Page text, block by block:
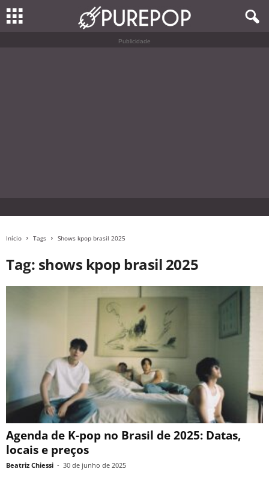
Publicidade
Início Tags Shows kpop brasil 2025
Tag: shows kpop brasil 2025
Agenda de K-pop no Brasil de 2025: Datas,
locais e preços
Beatriz Chiessi - 30 de junho de 2025